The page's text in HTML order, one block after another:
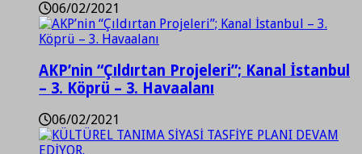
06/02/2021
AKP’nin “Çıldırtan Projeleri”; Kanal İstanbul
– 3. Köprü – 3. Havaalanı
06/02/2021